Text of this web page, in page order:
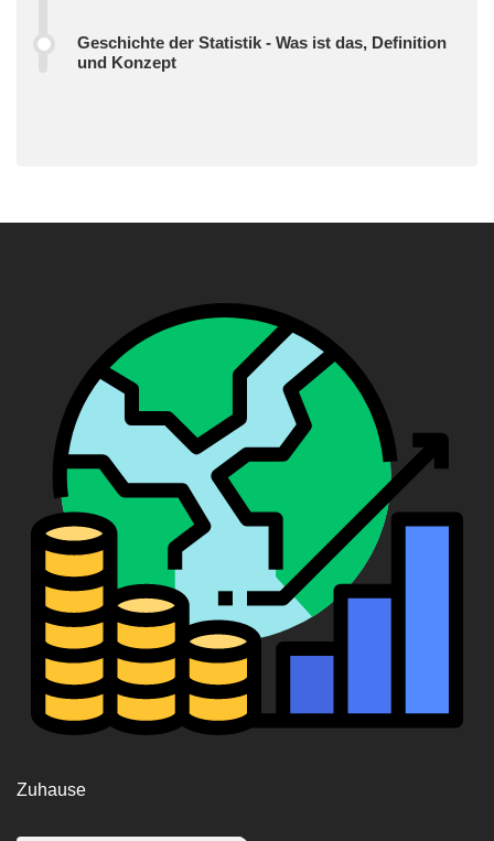
Geschichte der Statistik - Was ist das, Definition
und Konzept
Zuhause